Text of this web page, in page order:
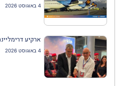
4 באוגוסט 2026
ארקיע
4 באוגוסט 2026